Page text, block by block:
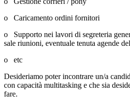
o Caricamento ordini fornitori
o Supporto nei lavori di segreteria
sale riunioni, eventuale tenuta agende
o etc
Desideriamo poter incontrare un/a
con capacità multitasking e che sia
fare.